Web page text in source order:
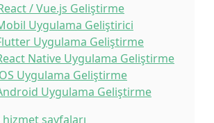
/ Vue.js Geliştirme
Uygulama Geliştirici
Uygulama Geliştirme
Native Uygulama Geliştirme
Uygulama Geliştirme
Uygulama Geliştirme
sayfaları